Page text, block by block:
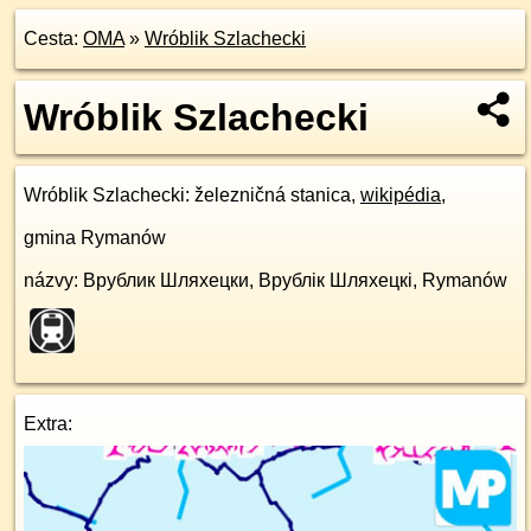
Cesta: OMA» Wróblik Szlachecki
Wróblik Szlachecki
Wróblik Szlachecki: železničná stanica, wikipédia,
gmina Rymanów
názvy: Врублик Шляхецки, Врублік Шляхецкі, Rymanów
Extra: